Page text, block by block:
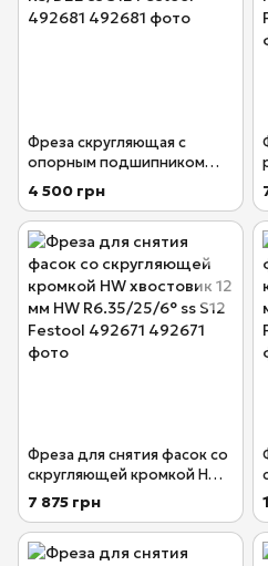
Фреза скругляющая с
опорным подшипником
хвостовик 12 мм HW R3/D22
ss S12 Festool 492681
4 500 грн
Фреза для снятия фасок со
скругляющей кромкой HW
хвостовик 12 мм HW
R6.35/25/6° ss S12 Festool
492671
7 875 грн